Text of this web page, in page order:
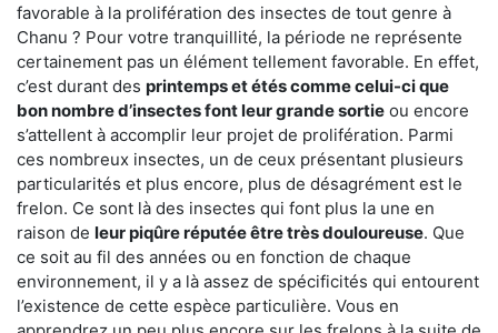
favorable à la prolifération des insectes de tout genre à
Chanu ? Pour votre tranquillité, la période ne représente
certainement pas un élément tellement favorable. En effet,
c’est durant des printemps et étés comme celui-ci que
bon nombre d’insectes font leur grande sortie ou encore
s’attellent à accomplir leur projet de prolifération. Parmi
ces nombreux insectes, un de ceux présentant plusieurs
particularités et plus encore, plus de désagrément est le
frelon. Ce sont là des insectes qui font plus la une en
raison de leur piqûre réputée être très douloureuse. Que
ce soit au fil des années ou en fonction de chaque
environnement, il y a là assez de spécificités qui entourent
l’existence de cette espèce particulière. Vous en